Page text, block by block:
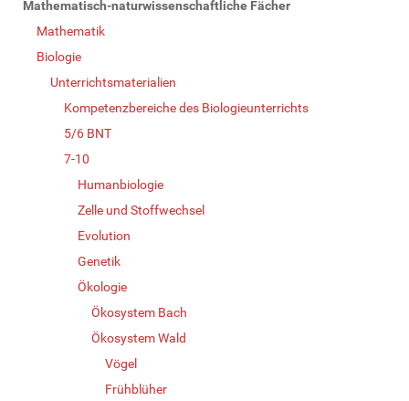
Mathematisch-naturwissenschaftliche Fächer
Mathematik
Biologie
Unterrichtsmaterialien
Kompetenzbereiche des Biologieunterrichts
5/6 BNT
7-10
Humanbiologie
Zelle und Stoffwechsel
Evolution
Genetik
Ökologie
Ökosystem Bach
Ökosystem Wald
Vögel
Frühblüher